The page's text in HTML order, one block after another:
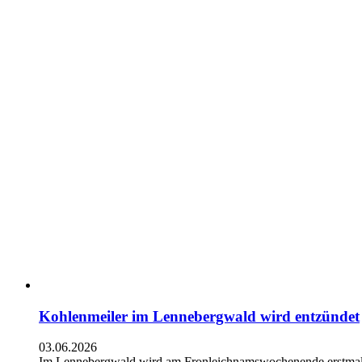
Kohlenmeiler im Lennebergwald wird entzündet
03.06.2026